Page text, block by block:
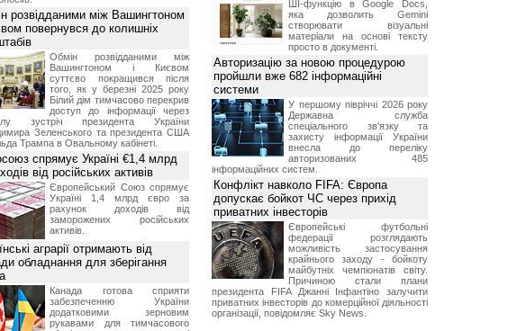
розвідданими між Вашингтоном
повернувся до колишніх
Обмін розвідданими між
Вашингтоном і Києвом
суттєво покращився після
того, як у березні 2025 року
Білий дім тимчасово перекрив
доступ до інформації через
зустріч президента України
Зеленського та президента США
Трампа в Овальному кабінеті.
спрямує Україні €1,4 млрд
від російських активів
Європейський Союз спрямує
Україні 1,4 млрд євро за
рахунок доходів від
заморожених російських
активів.
аграрії отримають від
обладнання для зберігання
Канада готова сприяти
забезпеченню України
додатковими зерновим
рукавами для тимчасового
ШІ-функцію в Google Docs,
яка дозволить Gemini
створювати візуальні
матеріали на основі тексту
просто в документі.
Авторизацію за новою процедурою
пройшли вже 682 інформаційні
системи
У першому півріччі 2026 року
Державна служба
спеціального зв'язку та
захисту інформації України
внесла до переліку
авторизованих 485
інформаційних систем.
Конфлікт навколо FIFA: Європа
допускає бойкот ЧС через прихід
приватних інвесторів
Європейські футбольні
федерації розглядають
можливість застосування
крайнього заходу - бойкоту
майбутніх чемпіонатів світу.
Причиною стали плани
президента FIFA Джанні Інфантіно залучити
приватних інвесторів до комерційної діяльності
організації, повідомляє Sky News.